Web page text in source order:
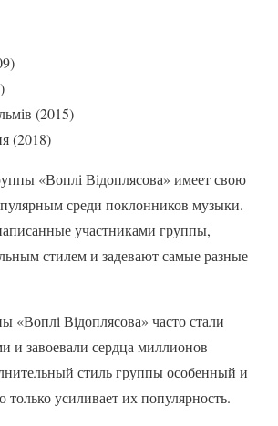
(2015)
(2018)
«Воплі Відоплясова» имеет свою
среди поклонников музыки.
участниками группы,
стилем и задевают самые разные
«Воплі Відоплясова» часто стали
и завоевали сердца миллионов
стиль группы особенный и
усиливает их популярность.